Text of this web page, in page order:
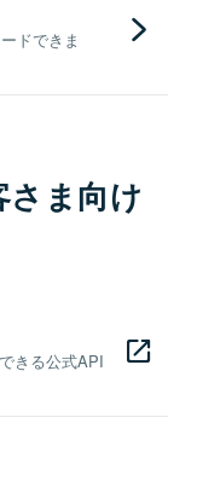
ドできま
さま向け
きる公式API